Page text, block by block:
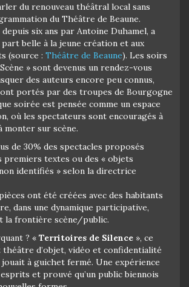
du renouveau théâtral local sans
du Théâtre de Beaune.
six ans par Antoine Duhamel, a
belle à la jeune création et aux
(source : Théâtre de Beaune). Les soirs
» sont devenus un rendez-vous
des auteurs encore peu connus,
portés par des troupes de Bourgogne
soirée est pensée comme un espace
où les spectateurs sont encouragés à
monter sur scène.
de 30% des spectacles proposés
premiers textes ou des « objets
identifiés » selon la directrice
ont été créées avec des habitants
dans une dynamique participative,
la frontière scène/public.
? « Territoires de Silence », ce
théâtre d’objet, vidéo et confidentialité
à guichet fermé. Une expérience
et prouvé qu’un public biennois